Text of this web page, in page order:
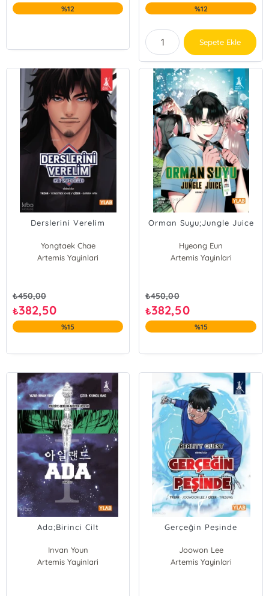
%12 %12
Sepete Ekle
Derslerini Verelim
Yongtaek Chae
Artemis Yayinlari
₺450,00
₺382,50
%15
Orman Suyu;Jungle Juice
Hyeong Eun
Artemis Yayinlari
₺450,00
₺382,50
%15
Ada;Birinci Cilt
Invan Youn
Artemis Yayinlari
Gerçeğin Peşinde
Joowon Lee
Artemis Yayinlari